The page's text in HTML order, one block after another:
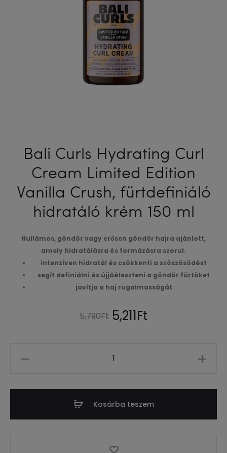
Bali Curls Hydrating Curl
Cream Limited Edition
Vanilla Crush, fürtdefiniáló
hidratáló krém 150 ml
Hullámos, göndör vagy erősen göndör hajra ajánlott,
amely hidratálásra és formázásra szorul.
intenzíven hidratál és csökkenti a szöszösödést
segít definiálni és újjáéleszteni a göndör fürtöket
javítja a haj rugalmasságát
5,790Ft Original
was:
5,790Ft.
5,211Ft
5,211Ft.
Kosárba teszem